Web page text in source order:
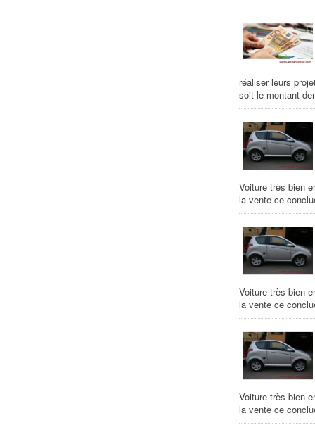
réaliser leurs
soit le montant
Voiture très bien
la vente ce
Voiture très bien
la vente ce
Voiture très bien
la vente ce